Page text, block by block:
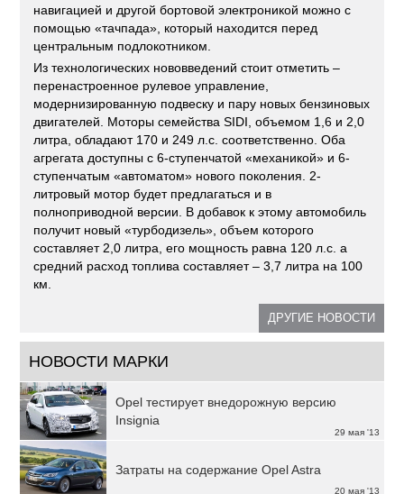
навигацией и другой бортовой электроникой можно с
помощью «тачпада», который находится перед
центральным подлокотником.
Из технологических нововведений стоит отметить –
перенастроенное рулевое управление,
модернизированную подвеску и пару новых бензиновых
двигателей. Моторы семейства SIDI, объемом 1,6 и 2,0
литра, обладают 170 и 249 л.с. соответственно. Оба
агрегата доступны с 6-ступенчатой «механикой» и 6-
ступенчатым «автоматом» нового поколения. 2-
литровый мотор будет предлагаться и в
полноприводной версии. В добавок к этому автомобиль
получит новый «турбодизель», объем которого
составляет 2,0 литра, его мощность равна 120 л.с. а
средний расход топлива составляет – 3,7 литра на 100
км.
ДРУГИЕ НОВОСТИ
НОВОСТИ МАРКИ
29 мая '13
Opel тестирует внедорожную версию
Insignia
20 мая '13
Затраты на содержание Opel Astra